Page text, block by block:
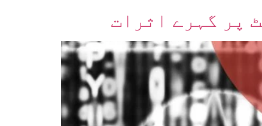
پر گہرے اثرات